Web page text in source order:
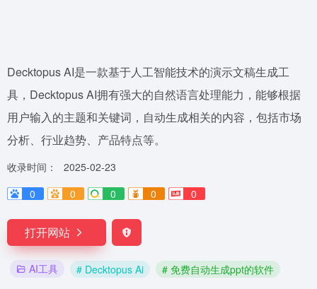
Decktopus AI是一款基于人工智能技术的演示文稿生成工
具，Decktopus AI拥有强大的自然语言处理能力，能够根据
用户输入的主题和关键词，自动生成相关的内容，包括市场
分析、行业趋势、产品特点等。
收录时间：
2025-02-23
0
0 0 0 0
打开网站
AI工具 # Decktopus Ai # 免费自动生成ppt的软件